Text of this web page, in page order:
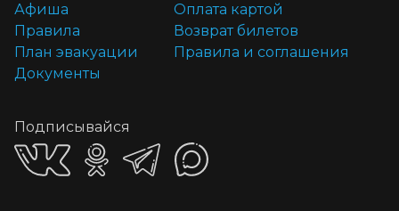
Афиша
Правила
План эвакуации
Документы
Оплата картой
Возврат билетов
Правила и соглашения
Подписывайся